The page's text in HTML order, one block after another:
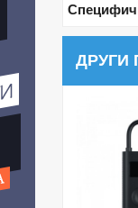
ДРУГИ